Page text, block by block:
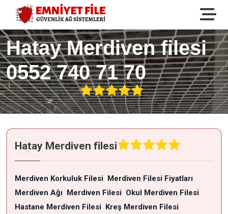
Hatay Merdiven filesi
0552 740 71 70
Hatay Merdiven filesi
Merdiven Korkuluk Filesi Merdiven Filesi Fiyatları
Merdiven Ağı Merdiven Filesi Okul Merdiven Filesi
Hastane Merdiven Filesi Kreş Merdiven Filesi